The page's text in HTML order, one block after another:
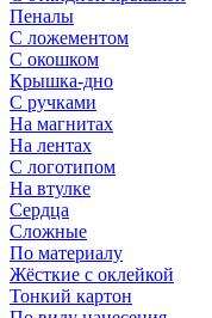
Пеналы
С ложементом
С окошком
Крышка-дно
С ручками
На магнитах
На лентах
С логотипом
На втулке
Сердца
Сложные
По материалу
Жёсткие с оклейкой
Тонкий картон